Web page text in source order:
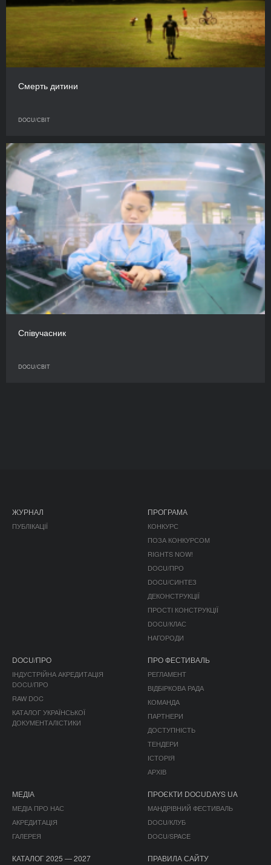
Смерть дитини
DOCU/СВІТ
Співучасник
DOCU/СВІТ
ЖУРНАЛ
ПУБЛІКАЦІЇ
ПРОГРАМА
КОНКУРС
ПОЗА КОНКУРСОМ
RIGHTS NOW!
DOCU/ПРО
DOCU/СИНТЕЗ
ДЕКОНСТРУКЦІЇ
ПРОСТІ КОНСТРУКЦІЇ
DOCU/КЛАС
НАГОРОДИ
DOCU/ПРО
ІНДУСТРІЙНА АКРЕДИТАЦІЯ
DOCU/ПРО
RAW DOC
КАТАЛОГ УКРАЇНСЬКОЇ
ДОКУМЕНТАЛІСТИКИ
ПРО ФЕСТИВАЛЬ
РЕГЛАМЕНТ
ВІДБІРКОВА РАДА
КОМАНДА
ПАРТНЕРИ
ДОСТУПНІСТЬ
ТЕНДЕРИ
ІСТОРІЯ
АРХІВ
МЕДІА
МЕДІА ПРО НАС
АКРЕДИТАЦІЯ
ГАЛЕРЕЯ
ПРОЄКТИ DOCUDAYS UA
МАНДРІВНИЙ ФЕСТИВАЛЬ
DOCU/КЛУБ
DOCU/SPACE
КАТАЛОГ 2025 — 2027 ПРАВИЛА САЙТУ